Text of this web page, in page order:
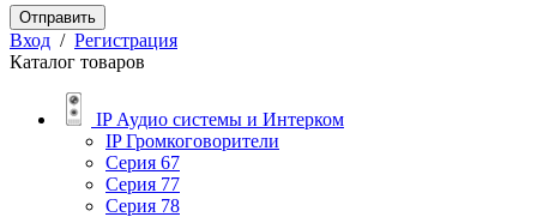
Отправить
Вход / Регистрация
Каталог товаров
IP Аудио системы и Интерком
IP Громкоговорители
Серия 67
Серия 77
Серия 78